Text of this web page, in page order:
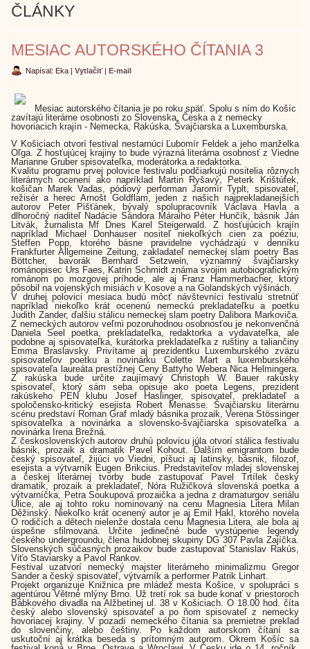
ČLÁNKY
MESIAC AUTORSKÉHO ČÍTANIA 3
Napísal: Eka |Vytlačiť |E-mail
Mesiac autorského čítania je po roku späť. Spolu s ním do Košíc
zavítajú literárne osobnosti zo Slovenska, Česka a z nemecky
hovoriacich krajín - Nemecka, Rakúska, Švajčiarska a Luxemburska.
V Košiciach otvorí festival nestarnúci Ľubomír Feldek a jeho manželka
Oľga. Z hosťujúcej krajiny to bude výrazná literárna osobnosť z Viedne
Marianne Gruber spisovateľka, moderátorka a redaktorka.
Kvalitu programu prvej polovice festivalu podčiarkujú nositelia rôznych
literárnych ocenení ako napríklad Martin Ryšavý, Peterk Krištúfek,
košičan Marek Vadas, pódiový performan Jaromír Typlt, spisovateľ,
režisér a herec Arnošt Goldflam, jeden z našich najprekladanejších
autorov Peter Pišťánek, bývalý spolupracovník Václava Havla a
dlhoročný riaditeľ Nadácie Sándora Máraiho Péter Hunčík, básnik Ján
Litvák, žurnalista Mf Dnes Karel Steigerwald. Z hosťujúcich krajín
napríklad Michael Donhauser nositeľ niekoľkých cien za poéziu,
Steffen Popp, ktorého básne pravidelne vychádzajú v denníku
Frankfurter Allgemeine Zeitung, zakladateľ nemeckej slam poetry Bas
Böttcher, bavorák Bernhard Setzwein, významný švajčiarsky
románopisec Urs Faes, Katrin Schmidt známa svojim autobiografickým
románom po mozgovej príhode, ale aj Franz Hammerbacher, ktorý
pôsobil na vojenských misiách v Kosove a na Golandských výšinách.
V druhej polovici mesiaca budú môcť návštevníci festivalu stretnúť
napríklad niekoľko krát ocenenú nemeckú prekladateľku a poetku
Judith Zander, ďalšiu stálicu nemeckej slam poetry Dalibora Markoviča.
Z nemeckých autorov veľmi pozoruhodnou osobnosťou je nekonvenčná
Daniela Seel poetka, prekladateľka, redaktorka a vydavateľka, ale
podobne aj spisovateľka, kurátorka prekladateľka z ruštiny a taliančiny
Emma Braslavsky. Privítame aj prezidentku Luxemburského zväzu
spisovateľov poetku a novinárku Colette Mart a luxemburského
spisovateľa laureáta prestížnej Ceny Battyho Webera Nica Helmingera.
Z rakúska bude určite zaujímavý Christoph W. Bauer rakúsky
spisovateľ, ktorý sám seba opisuje ako poeta Legens, prezident
rakúskeho PEN klubu Josef Haslinger, spisovateľ, prekladateľ a
spoločensko-kritický esejista Robert Menasse. Švajčiarsku literárnu
scénu predstaví Roman Graf mladý básnika prozaik, Verena Stössinger
spisovateľka a novinárka a slovensko-švajčiarska spisovateľka a
novinárka Irena Brežná.
Z československých autorov druhú polovicu júla otvorí stálica festivalu
básnik, prozaik a dramatik Pavel Kohout. Ďalším emigrantom bude
český spisovateľ, žijúci vo Viedni, píšuci aj latinsky, básnik, filozof,
esejista a výtvarník Eugen Brikcius. Predstaviteľov mladej slovenskej
a českej literárnej tvorby bude zastupovať Pavel Trtílek český
dramatik, prozaik a prekladateľ, Nóra Ružičková slovenská poetka a
výtvarníčka, Petra Soukupová prozaička a jedna z dramaturgov seriálu
Ulice, ale aj tohto roku nominovaný na cenu Magnesia Litera Milan
Děžinský. Niekoľko krát ocenený autor je aj Emil Hakl, ktorého novela
O rodičích a dětech nielenže dostala cenu Magnesia Litera, ale bola aj
úspešne sfilmovaná. Určite jedinečné bude vystúpenie legendy
českého undergroundu, člena hudobnej skupiny DG 307 Pavla Zajíčka.
Slovenských súčasných prozaikov bude zastupovať Stanislav Rakús,
Viťo Staviarsky a Pavol Rankov.
Festival uzatvorí nemecký majster literárneho minimalizmu Gregor
Sander a český spisovateľ, výtvarník a performer Patrik Linhart.
Projekt organizuje Knižnica pre mládež mesta Košice, v spolupráci s
agentúrou Větrné mlýny Brno. Už tretí rok sa bude konať v priestoroch
Bábkového divadla na Alžbetinej ul. 38 v Košiciach. O 18.00 hod. číta
český alebo slovenský spisovateľ a po ňom spisovateľ z nemecky
hovoriacej krajiny. V pozadí nemeckého čítania sa premietne preklad
do slovenčiny, alebo češtiny. Po každom autorskom čítaní sa
uskutoční aj krátka beseda s prítomným autorom. Okrem Košíc sa